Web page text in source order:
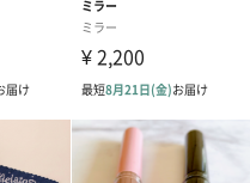
い商品にのし風のカードを
合があります。